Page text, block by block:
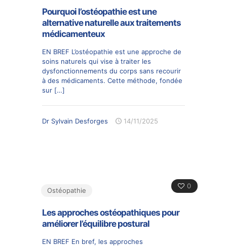
Pourquoi l’ostéopathie est une
alternative naturelle aux traitements
médicamenteux
EN BREF L’ostéopathie est une approche de
soins naturels qui vise à traiter les
dysfonctionnements du corps sans recourir
à des médicaments. Cette méthode, fondée
sur […]
Dr Sylvain Desforges 14/11/2025
0
Ostéopathie
Les approches ostéopathiques pour
améliorer l’équilibre postural
EN BREF En bref, les approches